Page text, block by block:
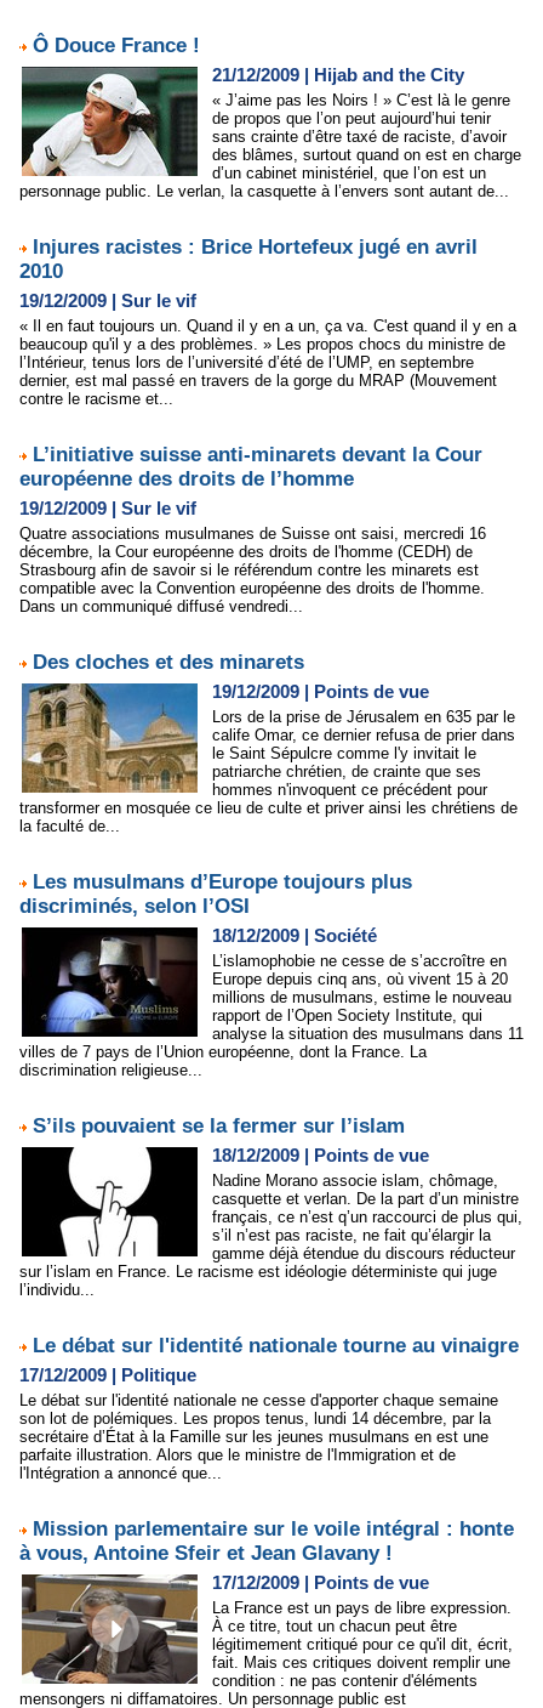
Ô Douce France !
21/12/2009 | Hijab and the City
« J’aime pas les Noirs ! » C’est là le genre
de propos que l’on peut aujourd’hui tenir
sans crainte d’être taxé de raciste, d’avoir
des blâmes, surtout quand on est en charge
d’un cabinet ministériel, que l’on est un
personnage public. Le verlan, la casquette à l’envers sont autant de...
Injures racistes : Brice Hortefeux jugé en avril
2010
19/12/2009 | Sur le vif
« Il en faut toujours un. Quand il y en a un, ça va. C'est quand il y en a
beaucoup qu'il y a des problèmes. » Les propos chocs du ministre de
l’Intérieur, tenus lors de l’université d’été de l’UMP, en septembre
dernier, est mal passé en travers de la gorge du MRAP (Mouvement
contre le racisme et...
L’initiative suisse anti-minarets devant la Cour
européenne des droits de l’homme
19/12/2009 | Sur le vif
Quatre associations musulmanes de Suisse ont saisi, mercredi 16
décembre, la Cour européenne des droits de l'homme (CEDH) de
Strasbourg afin de savoir si le référendum contre les minarets est
compatible avec la Convention européenne des droits de l'homme.
Dans un communiqué diffusé vendredi...
Des cloches et des minarets
19/12/2009 | Points de vue
Lors de la prise de Jérusalem en 635 par le
calife Omar, ce dernier refusa de prier dans
le Saint Sépulcre comme l'y invitait le
patriarche chrétien, de crainte que ses
hommes n'invoquent ce précédent pour
transformer en mosquée ce lieu de culte et priver ainsi les chrétiens de
la faculté de...
Les musulmans d’Europe toujours plus
discriminés, selon l’OSI
18/12/2009 | Société
L’islamophobie ne cesse de s’accroître en
Europe depuis cinq ans, où vivent 15 à 20
millions de musulmans, estime le nouveau
rapport de l’Open Society Institute, qui
analyse la situation des musulmans dans 11
villes de 7 pays de l’Union européenne, dont la France. La
discrimination religieuse...
S’ils pouvaient se la fermer sur l’islam
18/12/2009 | Points de vue
Nadine Morano associe islam, chômage,
casquette et verlan. De la part d’un ministre
français, ce n’est q’un raccourci de plus qui,
s’il n’est pas raciste, ne fait qu’élargir la
gamme déjà étendue du discours réducteur
sur l’islam en France. Le racisme est idéologie déterministe qui juge
l’individu...
Le débat sur l'identité nationale tourne au vinaigre
17/12/2009 | Politique
Le débat sur l'identité nationale ne cesse d'apporter chaque semaine
son lot de polémiques. Les propos tenus, lundi 14 décembre, par la
secrétaire d’État à la Famille sur les jeunes musulmans en est une
parfaite illustration. Alors que le ministre de l'Immigration et de
l'Intégration a annoncé que...
Mission parlementaire sur le voile intégral : honte
à vous, Antoine Sfeir et Jean Glavany !
17/12/2009 | Points de vue
La France est un pays de libre expression.
À ce titre, tout un chacun peut être
légitimement critiqué pour ce qu'il dit, écrit,
fait. Mais ces critiques doivent remplir une
condition : ne pas contenir d'éléments
mensongers ni diffamatoires. Un personnage public est